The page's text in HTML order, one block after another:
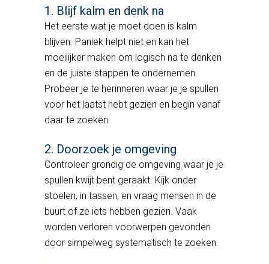
1. Blijf kalm en denk na
Het eerste wat je moet doen is kalm
blijven. Paniek helpt niet en kan het
moeilijker maken om logisch na te denken
en de juiste stappen te ondernemen.
Probeer je te herinneren waar je je spullen
voor het laatst hebt gezien en begin vanaf
daar te zoeken.
2. Doorzoek je omgeving
Controleer grondig de omgeving waar je je
spullen kwijt bent geraakt. Kijk onder
stoelen, in tassen, en vraag mensen in de
buurt of ze iets hebben gezien. Vaak
worden verloren voorwerpen gevonden
door simpelweg systematisch te zoeken.